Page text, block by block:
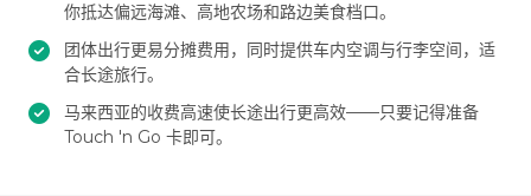
你抵达偏远海滩、高地农场和路边美食档口。
团体出行更易分摊费用，同时提供车内空调与行李空间，适
合长途旅行。
马来西亚的收费高速使长途出行更高效——只要记得准备
Touch 'n Go 卡即可。